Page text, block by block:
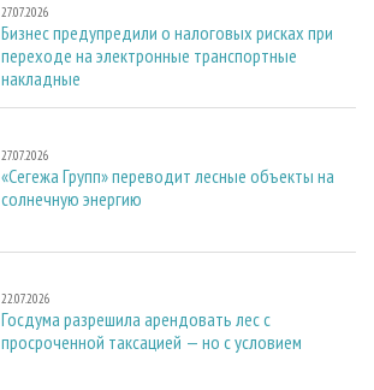
27.07.2026
Бизнес предупредили о налоговых рисках при
переходе на электронные транспортные
накладные
27.07.2026
«Сегежа Групп» переводит лесные объекты на
солнечную энергию
22.07.2026
Госдума разрешила арендовать лес с
просроченной таксацией — но с условием